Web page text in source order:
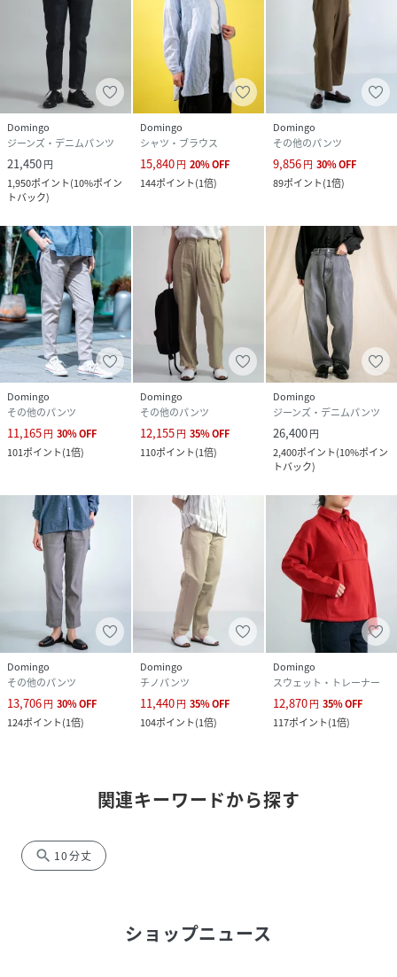
Domingo
ジーンズ・デニムパンツ
21,450円
1,950ポイント(10%ポイン
トバック)
Domingo
シャツ・ブラウス
15,840円 20%OFF
144ポイント(1倍)
Domingo
その他のパンツ
9,856円 30%OFF
89ポイント(1倍)
Domingo
その他のパンツ
11,165円 30%OFF
101ポイント(1倍)
Domingo
その他のパンツ
12,155円 35%OFF
110ポイント(1倍)
Domingo
ジーンズ・デニムパンツ
26,400円
2,400ポイント(10%ポイン
トバック)
Domingo
その他のパンツ
13,706円 30%OFF
124ポイント(1倍)
Domingo
チノパンツ
11,440円 35%OFF
104ポイント(1倍)
Domingo
スウェット・トレーナー
12,870円 35%OFF
117ポイント(1倍)
関連キーワードから探す
search 10分丈
ショップニュース